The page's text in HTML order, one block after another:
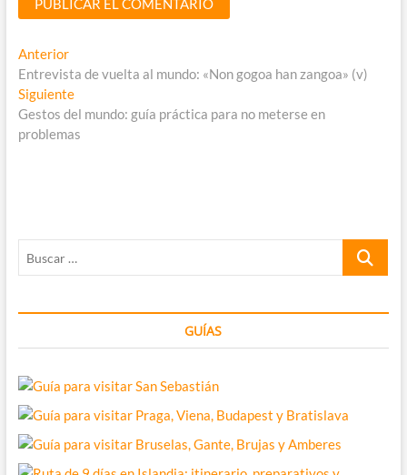
Navegación
de
entradas
AnteriorEntrada
anterior:
Entrevista de vuelta al mundo: «Non gogoa han zangoa» (v)
SiguienteEntrada
siguiente:
Gestos del mundo: guía práctica para no meterse en
problemas
Buscar
GUÍAS